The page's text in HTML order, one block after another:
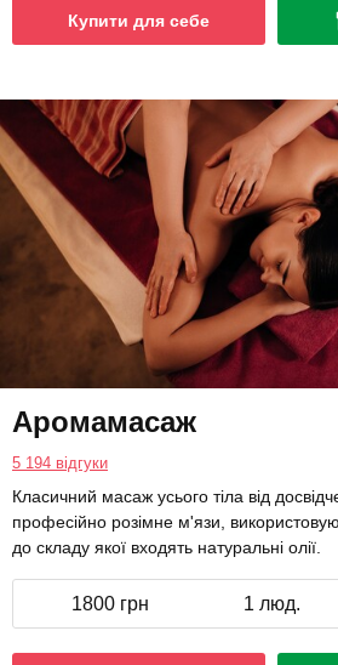
Купити для себе
Аромамасаж
5 194 відгуки
Класичний масаж усього тіла від
професійно розімне м'язи,
до складу якої входять натуральні олії.
1800 грн 1 люд.